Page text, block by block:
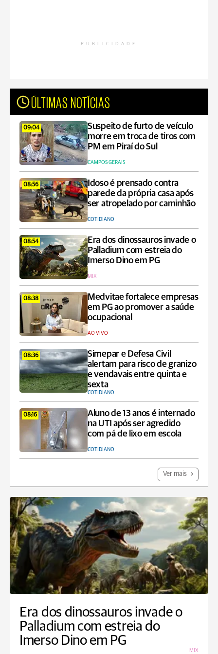
PUBLICIDADE
ÚLTIMAS NOTÍCIAS
09:04
Suspeito de furto de veículo
morre em troca de tiros com
PM em Piraí do Sul
CAMPOS GERAIS
08:56
Idoso é prensado contra
parede da própria casa após
ser atropelado por caminhão
COTIDIANO
08:54
Era dos dinossauros invade o
Palladium com estreia do
Imerso Dino em PG
MIX
08:38
Medvitae fortalece empresas
em PG ao promover a saúde
ocupacional
AO VIVO
08:36
Simepar e Defesa Civil
alertam para risco de granizo
e vendavais entre quinta e
sexta
COTIDIANO
08:16
Aluno de 13 anos é internado
na UTI após ser agredido
com pá de lixo em escola
COTIDIANO
Ver mais
Era dos dinossauros invade o
Palladium com estreia do
Imerso Dino em PG
MIX